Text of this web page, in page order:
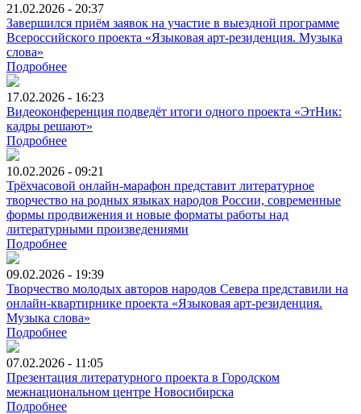
21.02.2026 - 20:37
Завершился приём заявок на участие в выездной программе
Всероссийского проекта «Языковая арт-резиденция. Музыка
слова»
Подробнее
17.02.2026 - 16:23
Видеоконференция подведёт итоги одного проекта «ЭтНик:
кадры решают»
Подробнее
10.02.2026 - 09:21
Трёхчасовой онлайн-марафон представит литературное
творчество на родных языках народов России, современные
формы продвижения и новые форматы работы над
литературными произведениями
Подробнее
09.02.2026 - 19:39
Творчество молодых авторов народов Севера представили на
онлайн-квартирнике проекта «Языковая арт-резиденция.
Музыка слова»
Подробнее
07.02.2026 - 11:05
Презентация литературного проекта в Городском
межнациональном центре Новосибирска
Подробнее